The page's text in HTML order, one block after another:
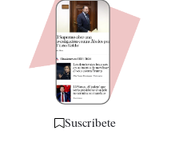
Suscríbete